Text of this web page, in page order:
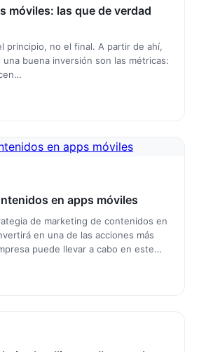
móviles: las que de verdad
principio, no el final. A partir de ahí,
buena inversión son las métricas:
en apps móviles
de marketing de contenidos en
en una de las acciones más
puede llevar a cabo en este…